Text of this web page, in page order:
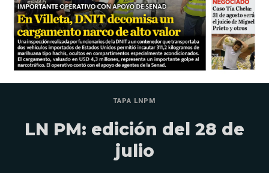
TAPA LNPM
LN PM: edición del 28 de
julio